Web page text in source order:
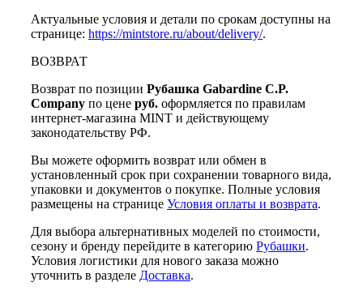
Актуальные условия и детали по срокам доступны на
странице: https://mintstore.ru/about/delivery/.
ВОЗВРАТ
Возврат по позиции Рубашка Gabardine C.P.
Company по цене руб. оформляется по правилам
интернет-магазина MINT и действующему
законодательству РФ.
Вы можете оформить возврат или обмен в
установленный срок при сохранении товарного вида,
упаковки и документов о покупке. Полные условия
размещены на странице Условия оплаты и возврата.
Для выбора альтернативных моделей по стоимости,
сезону и бренду перейдите в категорию Рубашки.
Условия логистики для нового заказа можно
уточнить в разделе Доставка.